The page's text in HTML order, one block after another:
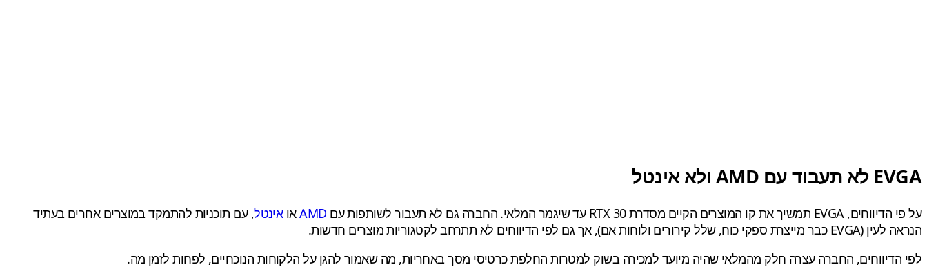
EVGA לא תעבוד עם AMD ולא אינטל
על פי הדיווחים, EVGA תמשיך את קו המוצרים הקיים מסדרת RTX 30 עד שיגמר המלאי. החברה גם לא תעבור לשותפות עם AMDאואינטל, עם תוכניות להתמקד במוצרים אחרים בעתיד
הנראה לעין (EVGA כבר מייצרת ספקי כוח, שלל קירורים ולוחות אם), אך גם לפי הדיווחים לא תתרחב לקטגוריות מוצרים חדשות.
לפי הדיווחים, החברה עצרה חלק מהמלאי שהיה מיועד למכירה בשוק למטרות החלפת כרטיסי מסך באחריות, מה שאמור להגן על הלקוחות הנוכחיים, לפחות לזמן מה.